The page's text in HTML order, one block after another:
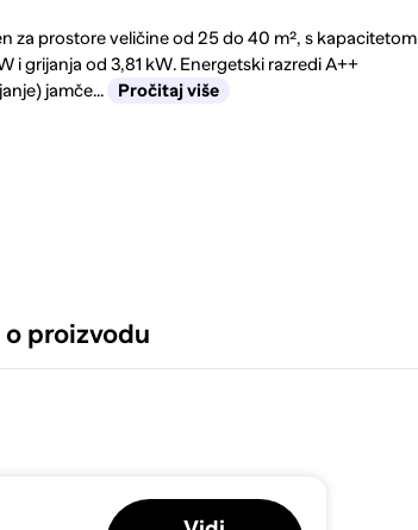
za prostore veličine od 25 do 40 m², s kapacitetom
i grijanja od 3,81 kW. Energetski razredi A++
jamče...
Pročitaj više
proizvodu